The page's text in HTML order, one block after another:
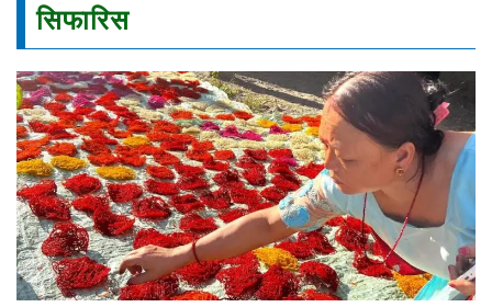
सिफारिस